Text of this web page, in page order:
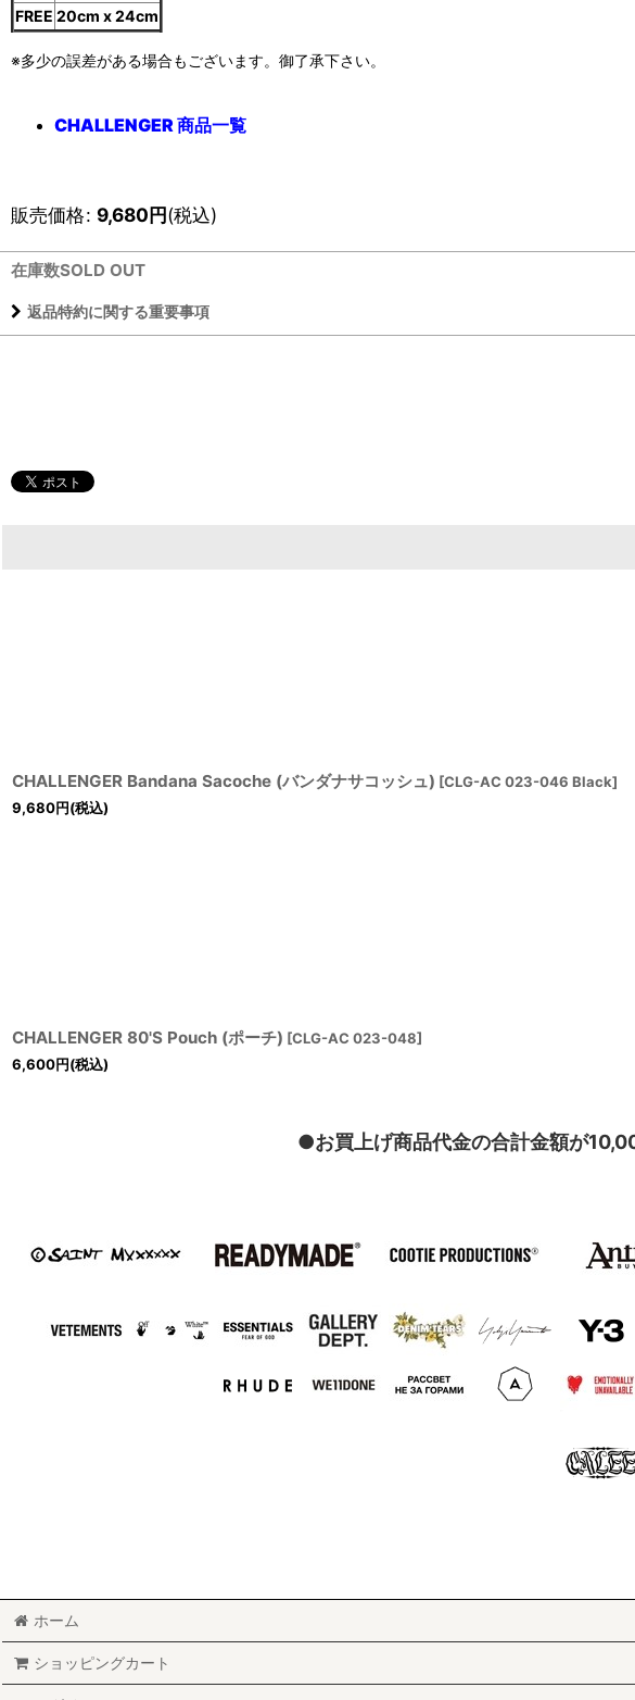
FREE 20cm x 24cm
※多少の誤差がある場合もございます。御了承下さい。
CHALLENGER 商品一覧
販売価格: 9,680円(税込)
在庫数SOLD OUT
返品特約に関する重要事項
CHALLENGER Bandana Sacoche (バンダナサコッシュ) [CLG-AC 023-046 Black]
9,680円(税込)
CHALLENGER 80'S Pouch (ポーチ) [CLG-AC 023-048]
6,600円(税込)
●お買上げ商品代金の合計金額が
ホーム
ショッピングカート